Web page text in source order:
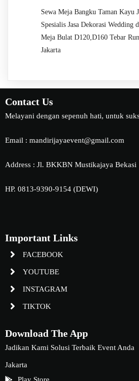
Sewa Meja Bangku Taman Kayu
Spesialis Jasa Dekorasi Wedding
Meja Bulat D120,D160 Tebar
Jakarta
Contact Us
Melayani dengan sepenuh hati, untuk
Email : mandirijayaevent@gmail.com
Address : Jl. BKKBN Mustikajaya Bekasi
HP. 0813-9390-9154 (DEWI)
Important Links
FACEBOOK
YOUTUBE
INSTAGRAM
TIKTOK
Download The App
Jadikan Kami Solusi Terbaik Event Anda
Jakarta